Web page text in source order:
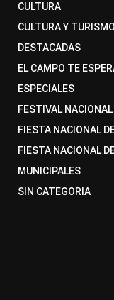
CULTURA
CULTURA Y TURISMO
DESTACADAS
EL CAMPO TE
ESPECIALES
FESTIVAL
FIESTA NACIONAL
FIESTA NACIONAL
MUNICIPALES
SIN CATEGORIA